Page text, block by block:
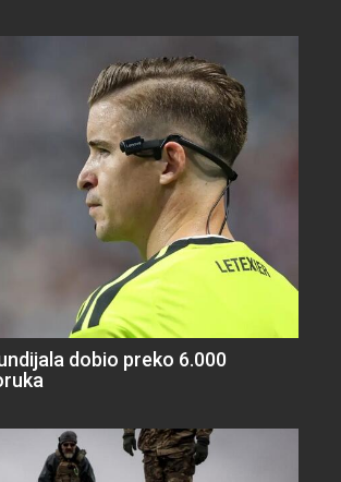
dobio preko 6.000